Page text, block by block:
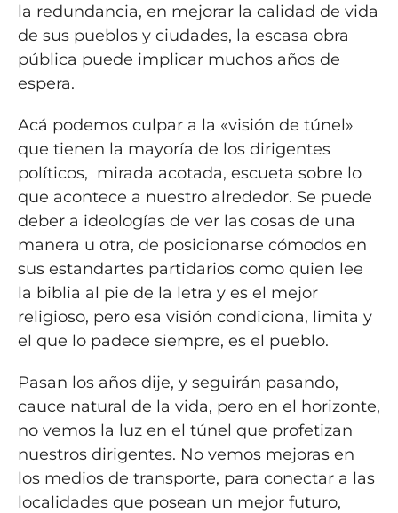
la redundancia, en mejorar la calidad de vida
de sus pueblos y ciudades, la escasa obra
pública puede implicar muchos años de
espera.
Acá podemos culpar a la «visión de túnel»
que tienen la mayoría de los dirigentes
políticos, mirada acotada, escueta sobre lo
que acontece a nuestro alrededor. Se puede
deber a ideologías de ver las cosas de una
manera u otra, de posicionarse cómodos en
sus estandartes partidarios como quien lee
la biblia al pie de la letra y es el mejor
religioso, pero esa visión condiciona, limita y
el que lo padece siempre, es el pueblo.
Pasan los años dije, y seguirán pasando,
cauce natural de la vida, pero en el horizonte,
no vemos la luz en el túnel que profetizan
nuestros dirigentes. No vemos mejoras en
los medios de transporte, para conectar a las
localidades que posean un mejor futuro,